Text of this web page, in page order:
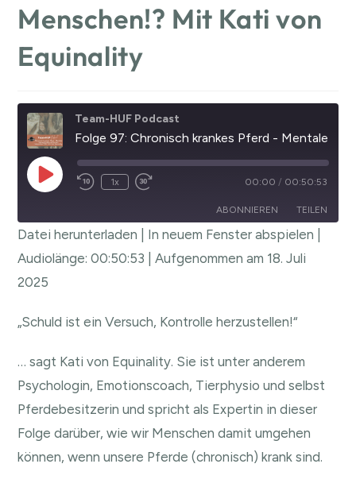
Menschen!? Mit Kati von
Equinality
Team-HUF Podcast
1x 00:00 / 00:50:53
ABONNIEREN TEILEN
RSS FEED
TEILEN
LINK
EMBED
Datei herunterladen In neuem Fenster abspielen
Audiolänge: 00:50:53 |Aufgenommen am 18. Juli
2025
„Schuld ist ein Versuch, Kontrolle herzustellen!“
… sagt Kati von Equinality. Sie ist unter anderem
Psychologin, Emotionscoach, Tierphysio und selbst
Pferdebesitzerin und spricht als Expertin in dieser
Folge darüber, wie wir Menschen damit umgehen
können, wenn unsere Pferde (chronisch) krank sind.